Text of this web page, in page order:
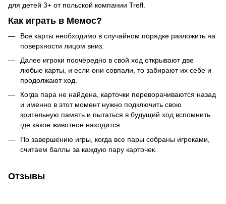
для детей 3+ от польской компании Trefl.
Как играть в Мемос?
Все карты необходимо в случайном порядке разложить на
поверхности лицом вниз.
Далее игроки поочередно в свой ход открывают две
любые карты, и если они совпали, то забирают их себе и
продолжают ход.
Когда пара не найдена, карточки переворачиваются назад
и именно в этот момент нужно подключить свою
зрительную память и пытаться в будущий ход вспомнить
где какое животное находится.
По завершению игры, когда все пары собраны игроками,
считаем баллы за каждую пару карточек.
Отзывы